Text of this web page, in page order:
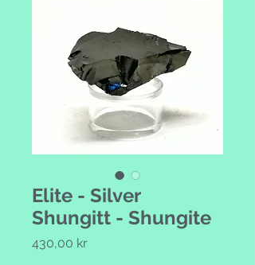
Elite - Silver
Shungitt - Shungite
430,00 krPris